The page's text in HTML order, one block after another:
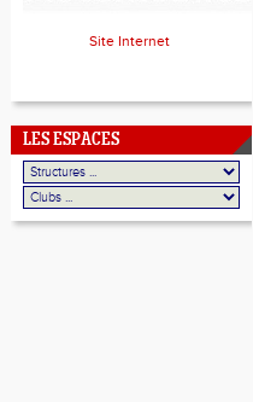
Site Internet
LES ESPACES